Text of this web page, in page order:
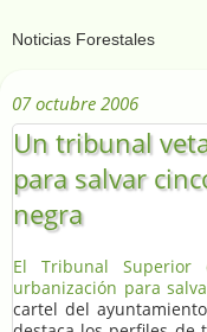
07 octubre 2006
Un tribunal
para salvar
negra
El Tribunal
urbanización para
cartel del